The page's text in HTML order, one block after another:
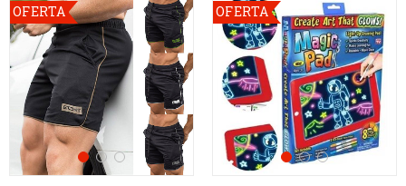
OFERTA OFERTA